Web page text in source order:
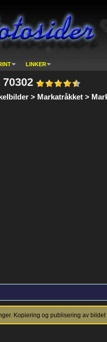
LINKER
> Markatråkket >
Kopiering og publisering av bildet